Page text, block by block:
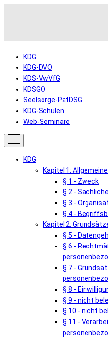
KDG
KDG-DVO
KDS-VwVfG
KDSGO
Seelsorge-PatDSG
KDG-Schulen
Web-Seminare
KDG
Kapitel 1:
§ 1 - Zweck
§ 2 -
§ 3 -
§ 4 -
Kapitel 2:
§ 5 -
§ 6 -
§ 7 -
§ 8 -
§ 9 - nicht
§ 10 - nicht
§ 11 -